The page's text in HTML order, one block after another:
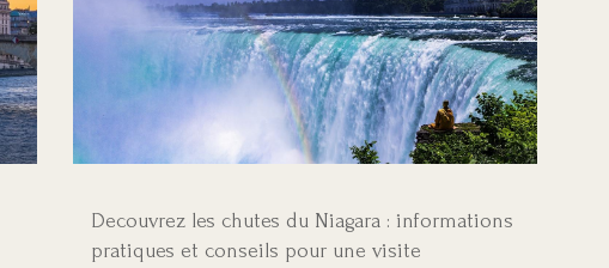
Decouvrez les chutes du Niagara : informations
pratiques et conseils pour une visite